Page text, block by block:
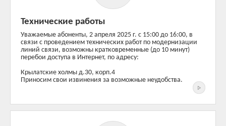
Технические работы
Уважаемые абоненты, 2 апреля 2025 г. c 15:00 до 16:00, в
связи с проведением технических работ по модернизации
линий связи, возможны кратковременные (до 10 минут)
перебои доступа в Интернет, по адресу:
Крылатские холмы д.30, корп.4
Приносим свои извинения за возможные неудобства.